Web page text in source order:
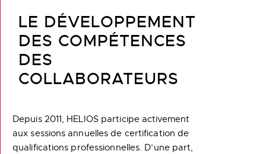
LE DÉVELOPPEMENT
DES COMPÉTENCES
DES
COLLABORATEURS
Depuis 2011, HELIOS participe activement
aux sessions annuelles de certification de
qualifications professionnelles. D’une part,